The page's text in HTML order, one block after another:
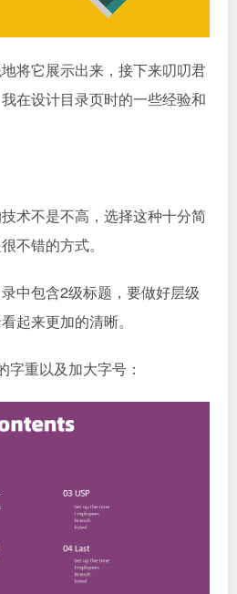
将它展示出来，接下来叨叨君
在设计目录页时的一些经验和
术不是不高，选择这种十分简
不错的方式。
中包含2级标题，要做好层级
起来更加的清晰。
字重以及加大字号：